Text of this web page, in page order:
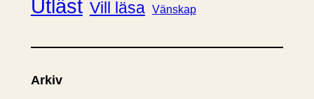
Utläst Vill läsa Vänskap
Arkiv